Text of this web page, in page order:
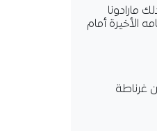
مارادونا
الأخيرة أمام
غرناطة